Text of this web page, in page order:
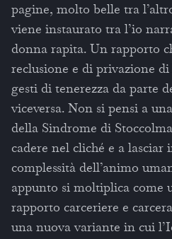
pagine, molto belle tra
viene instaurato tra l’io
donna rapita. Un rapporto
reclusione e di privazione
gesti di tenerezza da parte
viceversa. Non si pensi a
della Sindrome di
cadere nel cliché e a lasciar
complessità dell’animo
appunto si moltiplica come
rapporto carceriere e
una nuova variante in cui